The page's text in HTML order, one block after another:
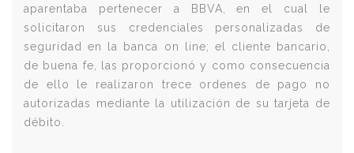
aparentaba pertenecer a BBVA, en el cual le
solicitaron sus credenciales personalizadas de
seguridad en la banca on line; el cliente bancario,
de buena fe, las proporcionó y como consecuencia
de ello le realizaron trece ordenes de pago no
autorizadas mediante la utilización de su tarjeta de
débito.